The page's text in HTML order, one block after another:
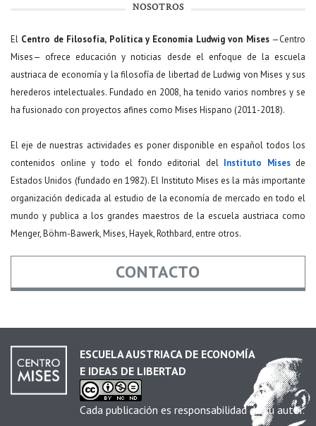
NOSOTROS
El Centro de Filosofía, Política y Economía Ludwig von Mises—Centro
Mises— ofrece educación y noticias desde el enfoque de la escuela
austriaca de economía y la filosofía de libertad de Ludwig von Mises y sus
herederos intelectuales. Fundado en 2008, ha tenido varios nombres y se
ha fusionado con proyectos afines como Mises Hispano (2011-2018).
El eje de nuestras actividades es poner disponible en español todos los
contenidos online y todo el fondo editorial del Instituto Misesde
Estados Unidos (fundado en 1982). El Instituto Mises es la más importante
organización dedicada al estudio de la economía de mercado en todo el
mundo y publica a los grandes maestros de la escuela austriaca como
Menger, Böhm-Bawerk, Mises, Hayek, Rothbard, entre otros.
CONTACTO
Email *
ESCUELA AUSTRIACA DE ECONOMÍA
E IDEAS DE LIBERTAD
Cada publicación es responsabilidad de su autor.